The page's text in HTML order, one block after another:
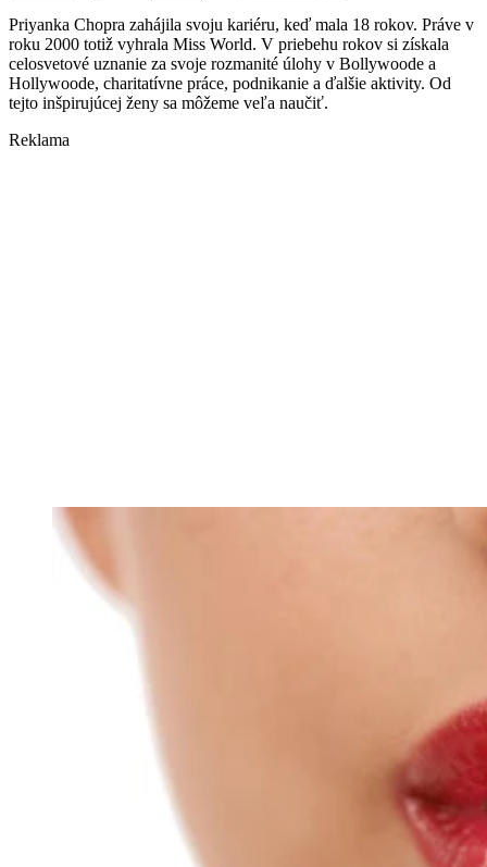
Priyanka Chopra zahájila svoju kariéru, keď mala 18 rokov. Práve v
roku 2000 totiž vyhrala Miss World. V priebehu rokov si získala
celosvetové uznanie za svoje rozmanité úlohy v Bollywoode a
Hollywoode, charitatívne práce, podnikanie a ďalšie aktivity. Od
tejto inšpirujúcej ženy sa môžeme veľa naučiť.
Reklama